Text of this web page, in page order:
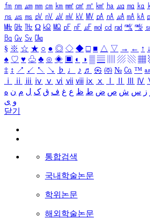
㎙ ㎚ ㎛ ㎜ ㎝ ㎞ ㎟ ㎠ ㎡ ㎢ ㏊ ㎍ ㎎ ㎏
㎱ ㎲ ㎳ ㎴ ㎵ ㎶ ㎷ ㎸ ㎹ ㎀ ㎁ ㎂ ㎃ ㎄
㎒ ㎓ ㎔ Ω ㏀ ㏁ ㎊ ㎋ ㎌ ㏖ ㏅ ㎭ ㎮ ㎯
㏃ ㏉ ㏜ ㏆
§ ※ ☆ ★ ○ ● ◎ ◇ ◆ □ ■ △ ▽ → ← ↑ ↓
♠ ♡ ♥ ♧ ♣ ⊙ ◈ ▣ ◐ ◑ ▒ ▤ ▨ ▧ ▦
‡ ↕ ↗ ↙ ↖ ↘ ♭ ♩ ♪ ♬ ㉿ ㈜ № ㏇ ™
ⅰ
ⅱ ⅲ ⅳ ⅴ ⅵ ⅶ ⅷ ⅸ ⅹ Ⅳ
ز س ش ص ض ط ظ ع غ ف ق ک ل م ن ه
و ی
닫기
통합검색
국내학술논문
학위논문
해외학술논문